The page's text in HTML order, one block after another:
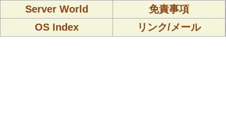
Server World
免責事項
OS Index
リンク/メール